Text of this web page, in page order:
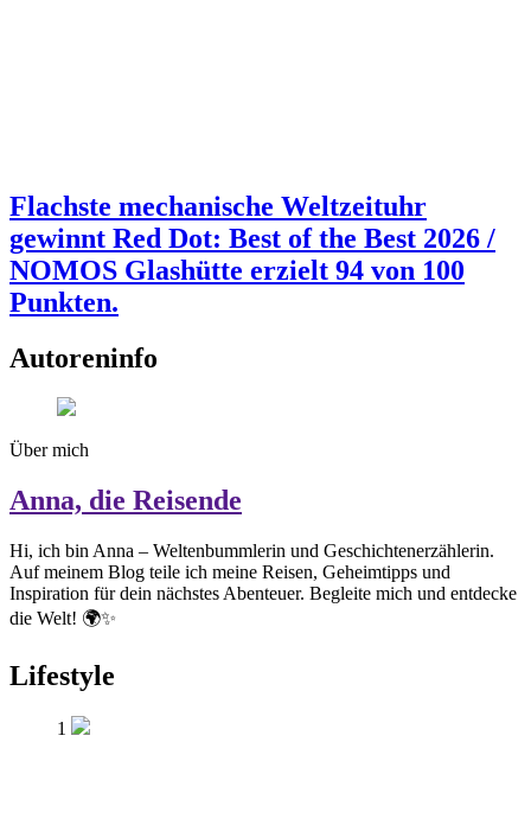
Flachste mechanische Weltzeituhr
gewinnt Red Dot: Best of the Best 2026 /
NOMOS Glashütte erzielt 94 von 100
Punkten.
Autoreninfo
Über mich
Anna, die Reisende
Hi, ich bin Anna – Weltenbummlerin und Geschichtenerzählerin.
Auf meinem Blog teile ich meine Reisen, Geheimtipps und
Inspiration für dein nächstes Abenteuer. Begleite mich und entdecke
die Welt! 🌍✨
Lifestyle
1